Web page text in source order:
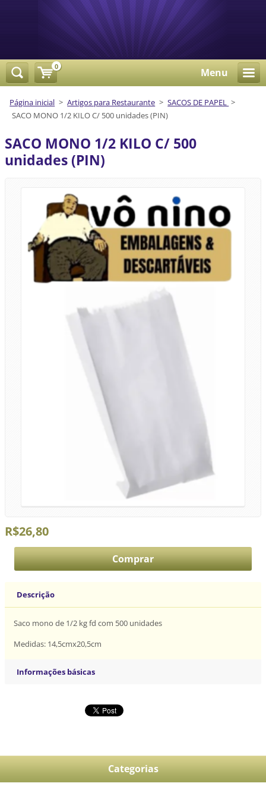
Menu
Página inicial > Artigos para Restaurante > SACOS DE PAPEL >
SACO MONO 1/2 KILO C/ 500 unidades (PIN)
SACO MONO 1/2 KILO C/ 500
unidades (PIN)
R$26,80
Descrição
Saco mono de 1/2 kg fd com 500 unidades
Medidas: 14,5cmx20,5cm
Informações básicas
Categorias
0